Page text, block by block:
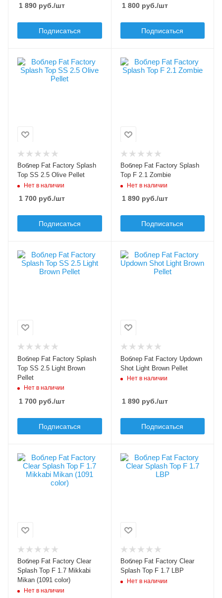
floating (F)
1 890 руб./шт
Подписаться
floating (F)
1 800руб./шт
Подписаться
Цвет приманки
Olive Pellet
Длина приманки, мм
Вес приманки, гр
2.5
Плавучесть
slow sinking (SS)
Воблер Fat Factory Splash
Top SS 2.5 Olive Pellet
Нет в наличии
1 700 руб./шт
Подписаться
Цвет приманки
Zombie
Длина приманки, мм
Вес приманки, гр
2.1
Плавучесть
floating (F)
Воблер Fat Factory Splash
Top F 2.1 Zombie
Нет в наличии
1 890руб./шт
Подписаться
Цвет приманки
Light Brown Pellet
Длина приманки, мм
Вес приманки, гр
2.5
Плавучесть
slow sinking (SS)
Воблер Fat Factory Splash
Top SS 2.5 Light Brown
Pellet
Нет в наличии
1 700 руб./шт
Подписаться
Цвет приманки
Light Brown Pellet
Длина приманки, мм
Вес приманки, гр
2.1
Плавучесть
Воблер Fat Factory Updown
Shot Light Brown Pellet
Нет в наличии
1 890руб./шт
Подписаться
Цвет приманки
Mikkabi Mikan (1091
color)
Clear Splash Top
поппер
Длина приманки, мм
20
Вес приманки, гр
Воблер Fat Factory Clear
Splash Top F 1.7 Mikkabi
Mikan (1091 color)
Нет в наличии
Цвет приманки
LBP
Длина приманки, мм
Вес приманки, гр
1.7
Плавучесть
Воблер Fat Factory Clear
Splash Top F 1.7 LBP
Нет в наличии